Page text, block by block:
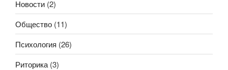
Новости (2)
Общество (11)
Психология (26)
Риторика (3)